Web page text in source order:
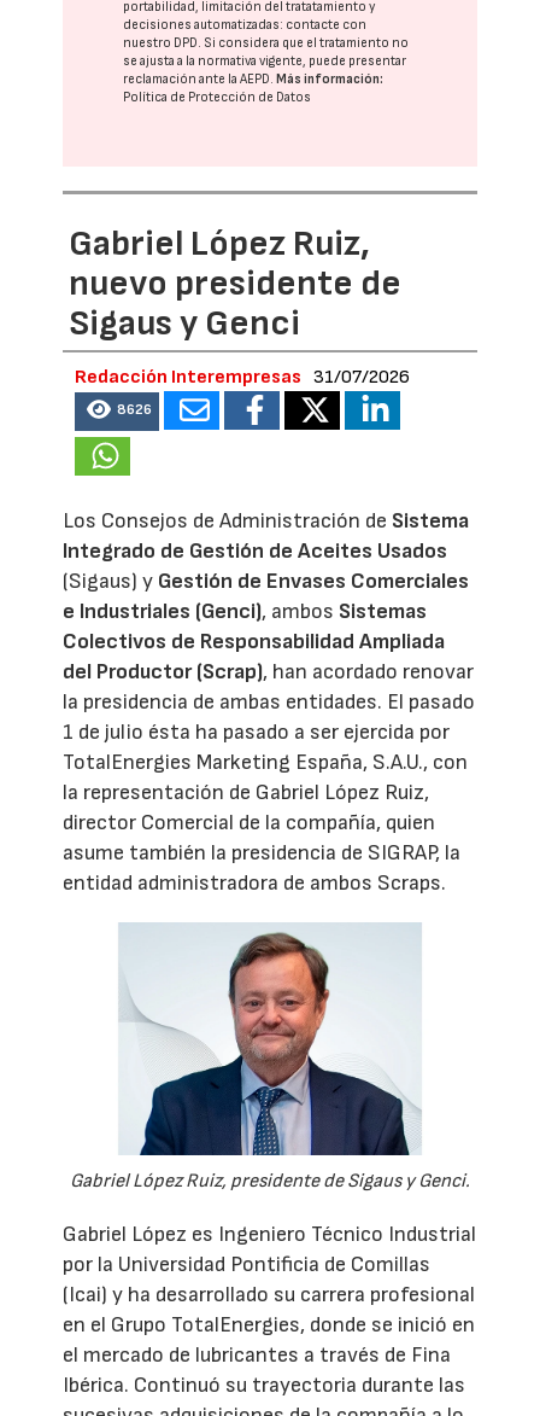
portabilidad, limitación del tratatamiento y
decisiones automatizadas: contacte con
nuestro DPD. Si considera que el tratamiento no
se ajusta a la normativa vigente, puede presentar
reclamación ante laAEPD.Más información:
Política de Protección de Datos
Gabriel López Ruiz,
nuevo presidente de
Sigaus y Genci
Redacción Interempresas 31/07/2026
8626
Los Consejos de Administración de Sistema
Integrado de Gestión de Aceites Usados
(Sigaus) y Gestión de Envases Comerciales
e Industriales (Genci), ambos Sistemas
Colectivos de Responsabilidad Ampliada
del Productor (Scrap), han acordado renovar
la presidencia de ambas entidades. El pasado
1 de julio ésta ha pasado a ser ejercida por
TotalEnergies Marketing España, S.A.U., con
la representación de Gabriel López Ruiz,
director Comercial de la compañía, quien
asume también la presidencia de SIGRAP, la
entidad administradora de ambos Scraps.
Gabriel López Ruiz, presidente de Sigaus y Genci.
Gabriel López es Ingeniero Técnico Industrial
por la Universidad Pontificia de Comillas
(Icai) y ha desarrollado su carrera profesional
en el Grupo TotalEnergies, donde se inició en
el mercado de lubricantes a través de Fina
Ibérica. Continuó su trayectoria durante las